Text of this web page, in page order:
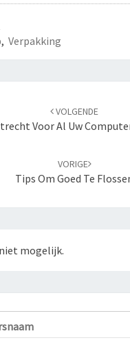
, Verpakking
VOLGENDE
Voor Al Uw
VORIGE
Tips Om Goed Te
mogelijk.